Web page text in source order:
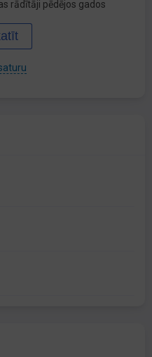
rādītāji pēdējos gados